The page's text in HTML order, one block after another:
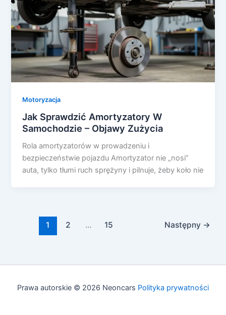
Motoryzacja
Jak Sprawdzić Amortyzatory W
Samochodzie – Objawy Zużycia
Rola amortyzatorów w prowadzeniu i
bezpieczeństwie pojazdu Amortyzator nie „nosi”
auta, tylko tłumi ruch sprężyny i pilnuje, żeby koło nie
1 2 … 15 Następny →
Prawa autorskie © 2026 Neoncars Polityka prywatności